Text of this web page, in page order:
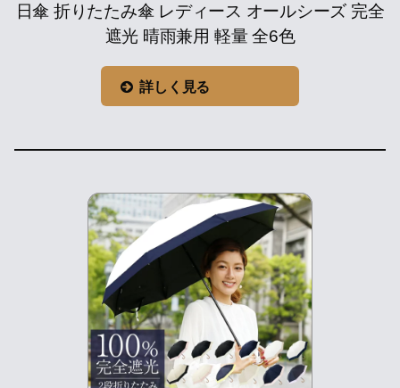
日傘 折りたたみ傘 レディース オールシーズ 完全
遮光 晴雨兼用 軽量 全6色
詳しく見る